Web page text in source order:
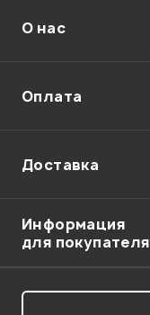
О нас
Оплата
Доставка
Информация
для покупателя